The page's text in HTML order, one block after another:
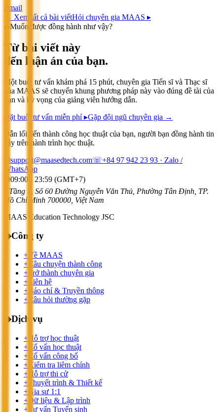
Email
← Xem tất cả bài viếtHỏi chuyên gia MAAS ▸
◆Muốn được đồng hành như vậy?
Từ bài viết này
đến luận án của bạn.
Một buổi tư vấn khám phá 15 phút, chuyên gia Tiến sĩ và Thạc sĩ
của MAAS sẽ chuyển khung phương pháp này vào đúng đề tài của
bạn và kỳ vọng của giảng viên hướng dẫn.
Đặt buổi tư vấn miễn phí ▸Gặp đội ngũ chuyên gia →
Dẫn lối đến thành công học thuật của bạn, người bạn đồng hành tin
cậy trên hành trình học thuật.
✉support@maasedtech.com☏+84 97 942 23 93 · Zalo /
WhatsApp
⌚09:00 - 23:59 (GMT+7)
Tầng 7, Số 60 Đường Nguyễn Văn Thủ, Phường Tân Định, TP.
Hồ Chí Minh 700000, Việt Nam
MAAS Education Technology JSC
◆Công ty
+ Về MAAS
+ Câu chuyện thành công
+ Trở thành chuyên gia
+ Liên hệ
+ Báo chí & Truyền thông
+ Câu hỏi thường gặp
◆Dịch vụ
+ Hỗ trợ học thuật
+ Cố vấn học thuật
+ Cố vấn công bố
+ Kiểm tra liêm chính
+ Hỗ trợ thi cử
+ Thuyết trình & Thiết kế
+ Gia sư 1:1
+ Dữ liệu & Lập trình
+ Tư vấn Tuyển sinh